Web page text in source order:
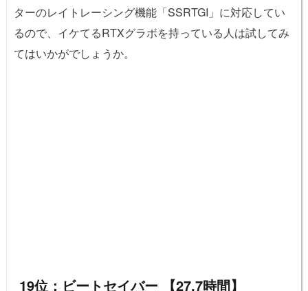
ターのレイトレーシング機能「SSRTGI」に対応してい
るので、イケてるRTXグラボを持っている人は試してみ
てはいかがでしょうか。
19位：ビートセイバー 【27.7時間】